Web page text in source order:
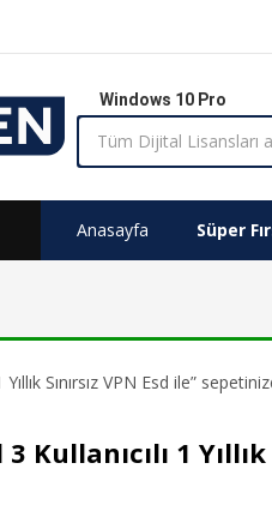
Windows 10 Pro
Anasayfa Süper
Sınırsız VPN Esd ile”
Kullanıcılı 1 Yıllık